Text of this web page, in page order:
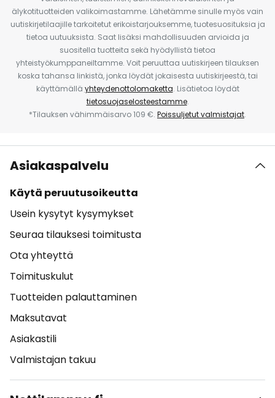
älykotituotteiden valikoimastamme. Lähetämme sinulle myös vain
uutiskirjetilaajille tarkoitetut erikoistarjouksemme, tuotesuosituksia ja
tietoa uutuuksista. Saat lisäksi mahdollisuuden arvioida ja
suositella tuotteita sekä hyödyllistä tietoa
yhteistyökumppaneiltamme. Voit peruuttaa uutiskirjeen tilauksen
koska tahansa linkistä, jonka löydät jokaisesta uutiskirjeestä, tai
käyttämällä yhteydenottolomaketta. Lisätietoa löydät
tietosuojaselosteestamme.
*Tilauksen vähimmäisarvo 109 €. Poissuljetut valmistajat.
Asiakaspalvelu
Käytä peruutusoikeutta
Usein kysytyt kysymykset
Seuraa tilauksesi toimitusta
Ota yhteyttä
Toimituskulut
Tuotteiden palauttaminen
Maksutavat
Asiakastili
Valmistajan takuu